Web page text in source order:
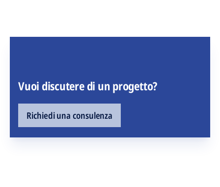
Vuoi discutere di un progetto?
Richiedi una consulenza